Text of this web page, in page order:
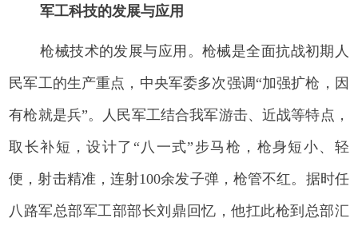
军工科技的发展与应用
枪械技术的发展与应用。枪械是全面抗战初期人
民军工的生产重点，中央军委多次强调“加强扩枪，因
有枪就是兵”。人民军工结合我军游击、近战等特点，
取长补短，设计了“八一式”步马枪，枪身短小、轻
便，射击精准，连射100余发子弹，枪管不红。据时任
八路军总部军工部部长刘鼎回忆，他扛此枪到总部汇